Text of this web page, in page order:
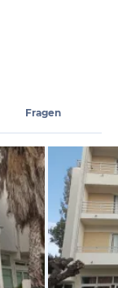
Fragen